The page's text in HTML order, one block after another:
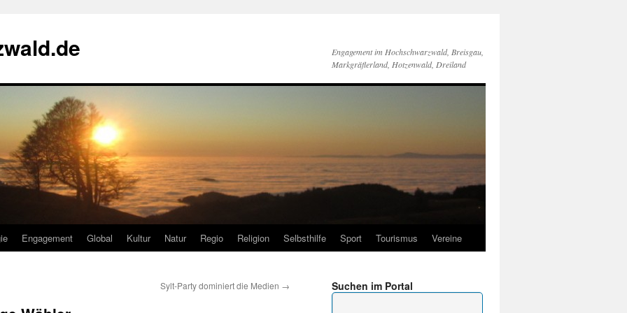
Engagement im Hochschwarzwald, Breisgau,
Markgräflerland, Hotzenwald, Dreiland
Engagement Global Kultur Natur Regio Religion Selbsthilfe Sport Tourismus Vereine
Sylt-Party dominiert die Medien → Suchen im Portal